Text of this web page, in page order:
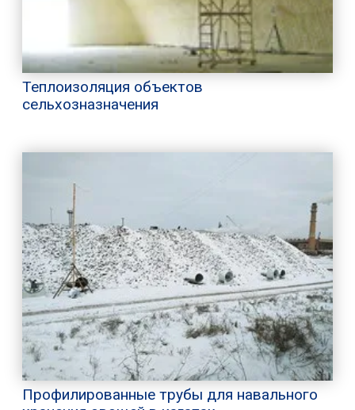
Теплоизоляция объектов
сельхозназначения
Профилированные трубы для навального